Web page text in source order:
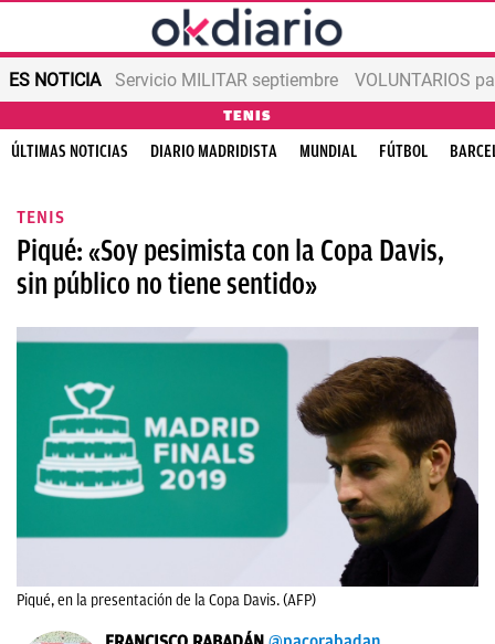
ES NOTICIA Servicio MILITAR septiembre VOLUNTARIOS
TENIS
ÚLTIMAS NOTICIAS DIARIO MADRIDISTA MUNDIAL FÚTBOL
TENIS
Piqué: «Soy pesimista con la Copa Davis,
sin público no tiene sentido»
Piqué, en la presentación de la Copa Davis. (AFP)